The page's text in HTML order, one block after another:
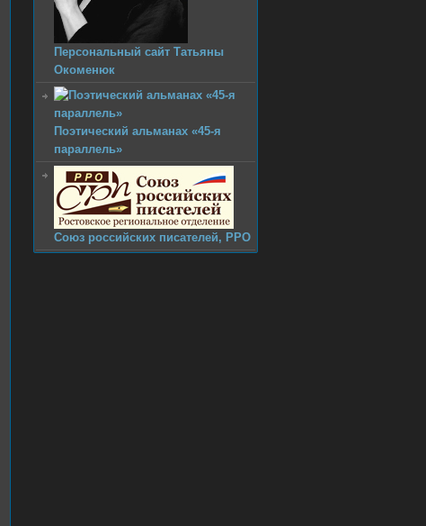
Персональный сайт Татьяны
Окоменюк
Поэтический альманах «45-я
параллель»
Союз pоссийских писателей, РРО